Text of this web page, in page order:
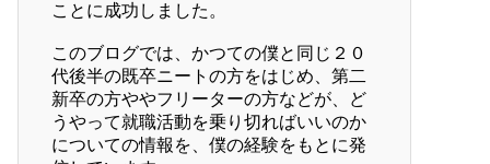
ことに成功しました。
このブログでは、かつての僕と同じ２０
代後半の既卒ニートの方をはじめ、第二
新卒の方ややフリーターの方などが、ど
うやって就職活動を乗り切ればいいのか
についての情報を、僕の経験をもとに発